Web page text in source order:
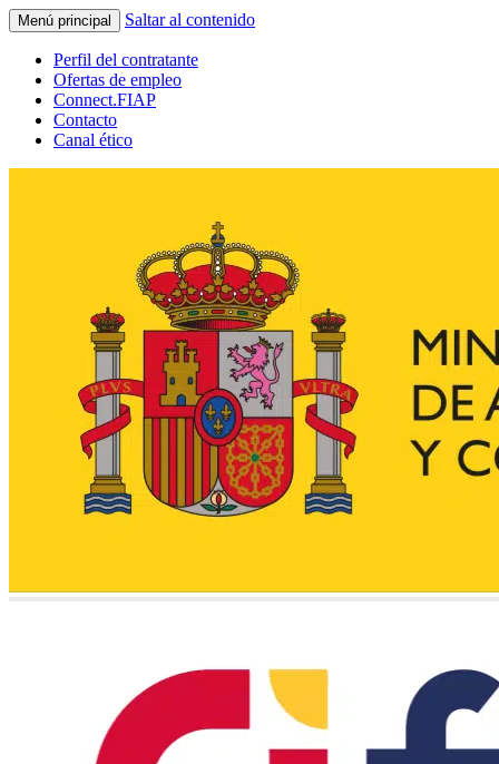
Menú principal Saltar al contenido
Perfil del contratante
Ofertas de empleo
Connect.FIAP
Contacto
Canal ético